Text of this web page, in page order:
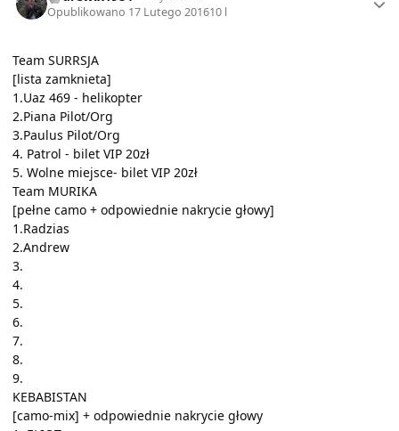
Opublikowano 17 Lutego 201610 l
Team SURRSJA
[lista zamknieta]
1.Uaz 469 - helikopter
2.Piana Pilot/Org
3.Paulus Pilot/Org
4. Patrol - bilet VIP 20zł
5. Wolne miejsce- bilet VIP 20zł
Team MURIKA
[pełne camo + odpowiednie nakrycie głowy]
1.Radzias
2.Andrew
3.
4.
5.
6.
7.
8.
9.
KEBABISTAN
[camo-mix] + odpowiednie nakrycie głowy